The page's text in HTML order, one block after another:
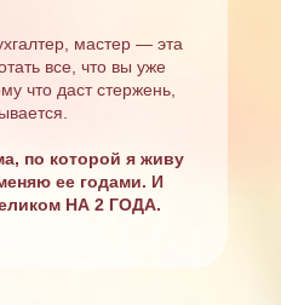
мастер — эта
все, что вы уже
что даст стержень,
по которой я живу
ее годами. И
НА 2 ГОДА.